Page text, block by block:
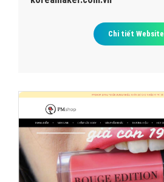
Chi tiết Website